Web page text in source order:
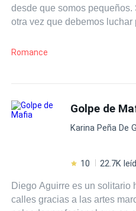
desde que somos
otra vez que debemos
tenía en mente cuando se
extremo del país, para
cosas más, nuevas
todo, algo sobre lo que
Romance
Golpe de
Karina Peña De
10 22.7K
Diego Aguirre es un solitario
calles gracias a las artes